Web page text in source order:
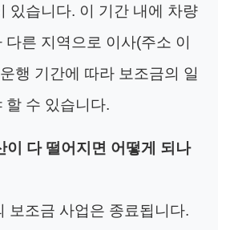
있습니다. 이 기간 내에 차량
다른 지역으로 이사(주소 이
행 기간에 따라 보조금의 일
할 수 있습니다.
이 다 떨어지면 어떻게 되나
보조금 사업은 종료됩니다.